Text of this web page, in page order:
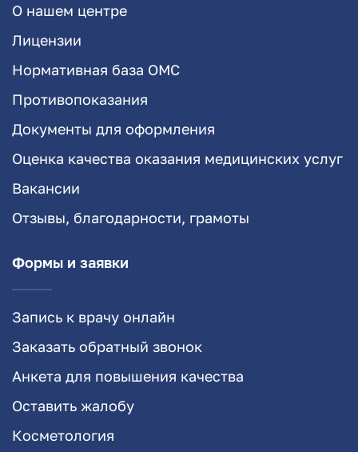
О нашем центре
Лицензии
Нормативная база ОМС
Противопоказания
Документы для оформления
Оценка качества оказания медицинских услуг
Вакансии
Отзывы, благодарности, грамоты
Формы и заявки
Запись к врачу онлайн
Заказать обратный звонок
Анкета для повышения качества
Оставить жалобу
Косметология